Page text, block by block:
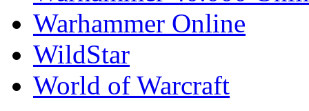
Warhammer Online
WildStar
World of Warcraft